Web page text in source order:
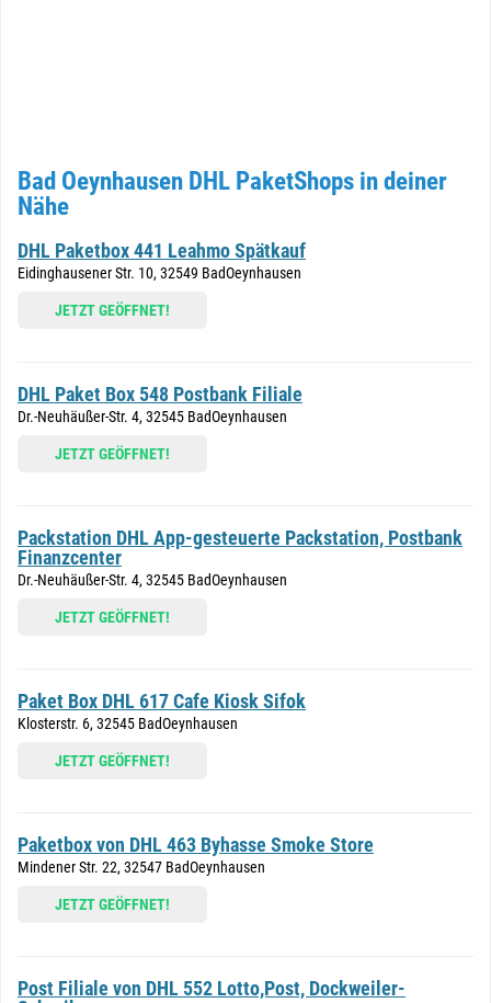
Bad Oeynhausen DHL PaketShops in deiner
Nähe
DHL Paketbox 441 Leahmo Spätkauf
Eidinghausener Str. 10, 32549 BadOeynhausen
JETZT GEÖFFNET!
DHL Paket Box 548 Postbank Filiale
Dr.-Neuhäußer-Str. 4, 32545 BadOeynhausen
JETZT GEÖFFNET!
Packstation DHL App-gesteuerte Packstation, Postbank
Finanzcenter
Dr.-Neuhäußer-Str. 4, 32545 BadOeynhausen
JETZT GEÖFFNET!
Paket Box DHL 617 Cafe Kiosk Sifok
Klosterstr. 6, 32545 BadOeynhausen
JETZT GEÖFFNET!
Paketbox von DHL 463 Byhasse Smoke Store
Mindener Str. 22, 32547 BadOeynhausen
JETZT GEÖFFNET!
Post Filiale von DHL 552 Lotto,Post, Dockweiler-